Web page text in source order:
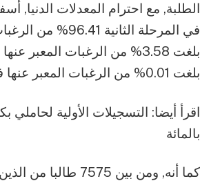
الطلبة, مع احترام المعدلات الدنيا,
في المرحلة
بلغت 3.58% من الرغبات
بلغت 0.01% من الرغبات المعبر عنها في المرحلة الثانية.
بالمائة
كما أنه, ومن بين